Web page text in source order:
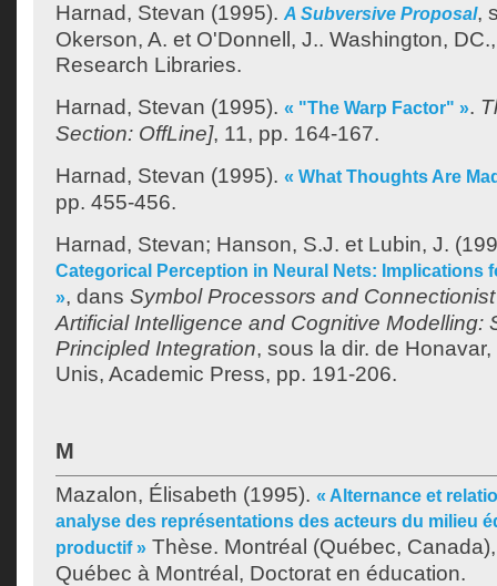
Harnad, Stevan (1995). A Subversive Proposal,
Okerson, A. et O'Donnell, J.. Washington,
Research Libraries.
Harnad, Stevan (1995). « "The Warp Factor" ».
Section: OffLine], 11, pp. 164-167.
Harnad, Stevan (1995). « What Thoughts Are
pp. 455-456.
Harnad, Stevan; Hanson, S.J. et Lubin, J.
Categorical Perception in Neural Nets: Implications
», dans Symbol Processors and
Artificial Intelligence and Cognitive Modelling:
Principled Integration, sous la dir. de Honavar,
Unis, Academic Press, pp. 191-206.
M
Mazalon, Élisabeth (1995). « Alternance et
analyse des représentations des acteurs du milieu
productif » Thèse. Montréal (Québec,
Québec à Montréal, Doctorat en éducation.